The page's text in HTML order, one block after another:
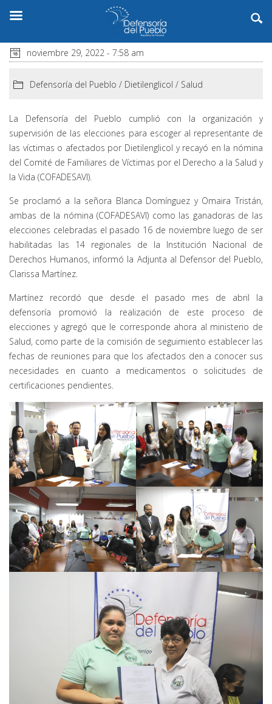
noviembre 29, 2022 - 7:58 am
Defensoría del Pueblo / Dietilenglicol / Salud
La Defensoría del Pueblo cumplió con la organización y
supervisión de las elecciones para escoger al representante de
las víctimas o afectados por Dietilenglicol y recayó en la nómina
del Comité de Familiares de Víctimas por el Derecho a la Salud y
la Vida (COFADESAVI).
Se proclamó a la señora Blanca Domínguez y Omaira Tristán,
ambas de la nómina (COFADESAVI) como las ganadoras de las
elecciones celebradas el pasado 16 de noviembre luego de ser
habilitadas las 14 regionales de la Institución Nacional de
Derechos Humanos, informó la Adjunta al Defensor del Pueblo,
Clarissa Martínez.
Martínez recordó que desde el pasado mes de abril la
defensoría promovió la realización de este proceso de
elecciones y agregó que le corresponde ahora al ministerio de
Salud, como parte de la comisión de seguimiento establecer las
fechas de reuniones para que los afectados den a conocer sus
necesidades en cuanto a medicamentos o solicitudes de
certificaciones pendientes.